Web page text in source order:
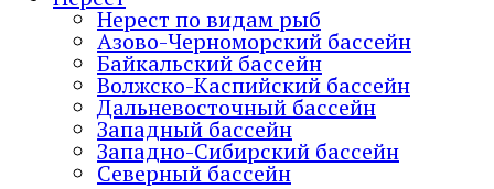
Нерест по видам рыб
Азово-Черноморский бассейн
Байкальский бассейн
Волжско-Каспийский бассейн
Дальневосточный бассейн
Западный бассейн
Западно-Сибирский бассейн
Северный бассейн